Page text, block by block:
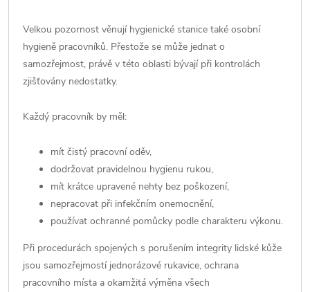
Velkou pozornost věnují hygienické stanice také osobní
hygieně pracovníků. Přestože se může jednat o
samozřejmost, právě v této oblasti bývají při kontrolách
zjišťovány nedostatky.
Každý pracovník by měl:
mít čistý pracovní oděv,
dodržovat pravidelnou hygienu rukou,
mít krátce upravené nehty bez poškození,
nepracovat při infekčním onemocnění,
používat ochranné pomůcky podle charakteru výkonu.
Při procedurách spojených s porušením integrity lidské kůže
jsou samozřejmostí jednorázové rukavice, ochrana
pracovního místa a okamžitá výměna všech